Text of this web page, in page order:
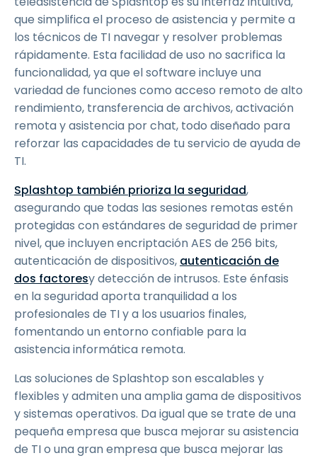
que simplifica el proceso de asistencia y permite a
los técnicos de TI navegar y resolver problemas
rápidamente. Esta facilidad de uso no sacrifica la
funcionalidad, ya que el software incluye una
variedad de funciones como acceso remoto de alto
rendimiento, transferencia de archivos, activación
remota y asistencia por chat, todo diseñado para
reforzar las capacidades de tu servicio de ayuda de
TI.
Splashtop también prioriza la seguridad,
asegurando que todas las sesiones remotas estén
protegidas con estándares de seguridad de primer
nivel, que incluyen encriptación AES de 256 bits,
autenticación de dispositivos, autenticación de
dos factoresy detección de intrusos. Este énfasis
en la seguridad aporta tranquilidad a los
profesionales de TI y a los usuarios finales,
fomentando un entorno confiable para la
asistencia informática remota.
Las soluciones de Splashtop son escalables y
flexibles y admiten una amplia gama de dispositivos
y sistemas operativos. Da igual que se trate de una
pequeña empresa que busca mejorar su asistencia
de TI o una gran empresa que busca mejorar las